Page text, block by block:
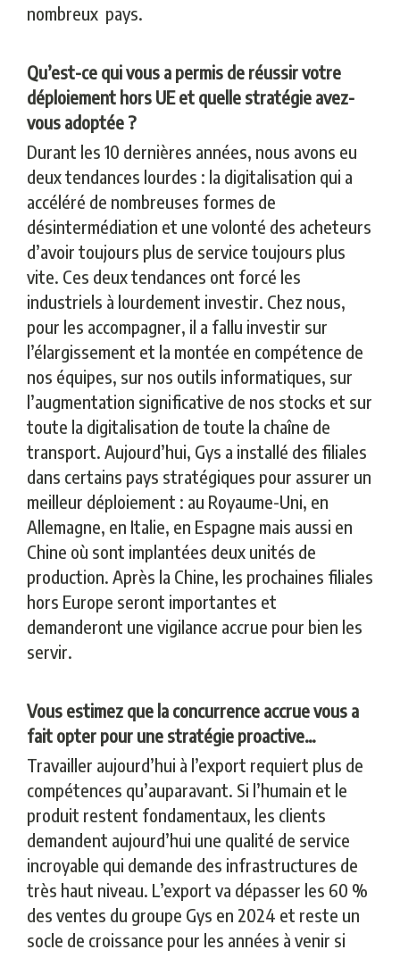
nombreux pays.
Qu’est-ce qui vous a permis de réussir votre
déploiement hors UE et quelle stratégie avez-
vous adoptée ?
Durant les 10 dernières années, nous avons eu
deux tendances lourdes : la digitalisation qui a
accéléré de nombreuses formes de
désintermédiation et une volonté des acheteurs
d’avoir toujours plus de service toujours plus
vite. Ces deux tendances ont forcé les
industriels à lourdement investir. Chez nous,
pour les accompagner, il a fallu investir sur
l’élargissement et la montée en compétence de
nos équipes, sur nos outils informatiques, sur
l’augmentation significative de nos stocks et sur
toute la digitalisation de toute la chaîne de
transport. Aujourd’hui, Gys a installé des filiales
dans certains pays stratégiques pour assurer un
meilleur déploiement : au Royaume-Uni, en
Allemagne, en Italie, en Espagne mais aussi en
Chine où sont implantées deux unités de
production. Après la Chine, les prochaines filiales
hors Europe seront importantes et
demanderont une vigilance accrue pour bien les
servir.
Vous estimez que la concurrence accrue vous a
fait opter pour une stratégie proactive…
Travailler aujourd’hui à l’export requiert plus de
compétences qu’auparavant. Si l’humain et le
produit restent fondamentaux, les clients
demandent aujourd’hui une qualité de service
incroyable qui demande des infrastructures de
très haut niveau. L’export va dépasser les 60 %
des ventes du groupe Gys en 2024 et reste un
socle de croissance pour les années à venir si